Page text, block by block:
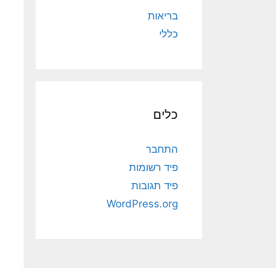
בריאות
כללי
כלים
התחבר
פיד רשומות
פיד תגובות
WordPress.org